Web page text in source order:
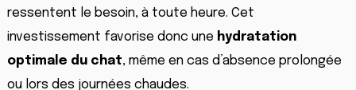
ressentent le besoin, à toute heure. Cet
investissement favorise donc une hydratation
optimale du chat, même en cas d’absence prolongée
ou lors des journées chaudes.